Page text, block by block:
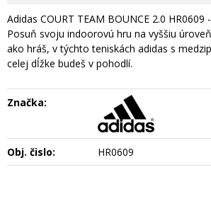
Adidas COURT TEAM BOUNCE 2.0 HR0609
Posuň svoju indoorovú hru na vyššiu
ako hráš, v týchto teniskách adidas s
celej dĺžke budeš v pohodlí.
Značka:
Obj. čislo: HR0609